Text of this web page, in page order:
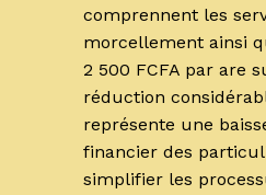
comprennent les
morcellement ainsi
2 500 FCFA par are
réduction
représente une
financier des
simplifier les